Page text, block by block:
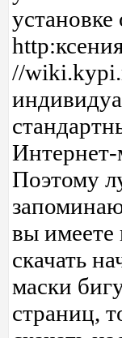
установке
//
Интернет-
Поэтому
вы имеете
скачать
маски
страниц,